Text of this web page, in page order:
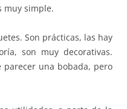
muy simple.
Son prácticas, las hay
son muy decorativas.
parecer una bobada, pero